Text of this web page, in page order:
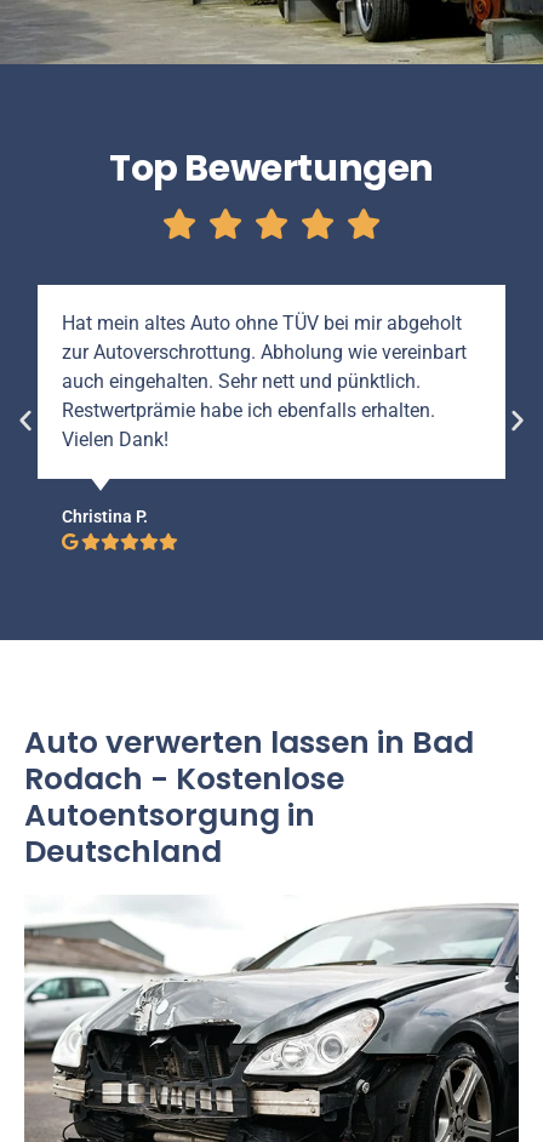
Top Bewertungen
Hat mein altes Auto ohne TÜV bei mir abgeholt
zur Autoverschrottung. Abholung wie vereinbart
auch eingehalten. Sehr nett und pünktlich.
Restwertprämie habe ich ebenfalls erhalten.
Vielen Dank!
Christina P.
Auto verwerten lassen in Bad
Rodach - Kostenlose
Autoentsorgung in
Deutschland